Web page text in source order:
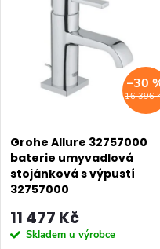
16 396
–30
Grohe Allure 32757000
baterie umyvadlová
stojánková s výpustí
32757000
11 477 Kč
Skladem u výrobce